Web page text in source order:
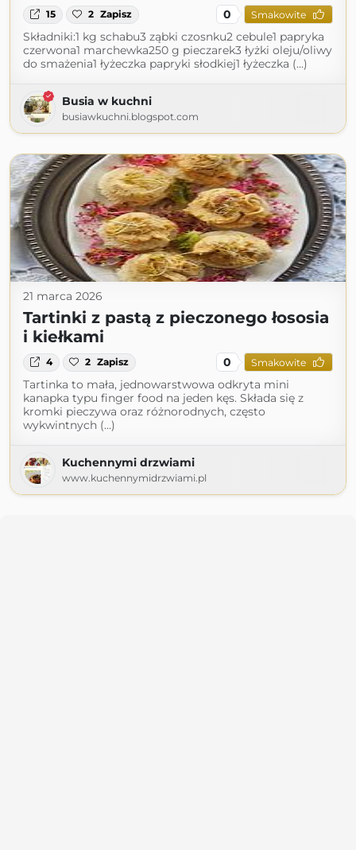
15 2 Zapisz 0 Smakowite
Składniki:1 kg schabu3 ząbki czosnku2 cebule1 papryka
czerwona1 marchewka250 g pieczarek3 łyżki oleju/oliwy
do smażenia1 łyżeczka papryki słodkiej1 łyżeczka (...)
Busia w kuchni
busiawkuchni.blogspot.com
21 marca 2026
Tartinki z pastą z pieczonego łososia
i kiełkami
4 2 Zapisz 0 Smakowite
Tartinka to mała, jednowarstwowa odkryta mini
kanapka typu finger food na jeden kęs. Składa się z
kromki pieczywa oraz różnorodnych, często
wykwintnych (...)
Kuchennymi drzwiami
www.kuchennymidrzwiami.pl